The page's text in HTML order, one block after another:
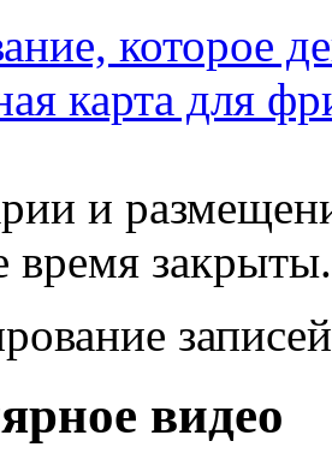
которое
карта для
и
время закрыты.
видео